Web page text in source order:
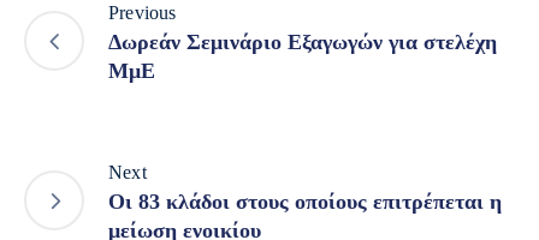
Previous
Δωρεάν Σεμινάριο Εξαγωγών για στελέχη
ΜμΕ
Next
Οι 83 κλάδοι στους οποίους επιτρέπεται η
μείωση ενοικίου